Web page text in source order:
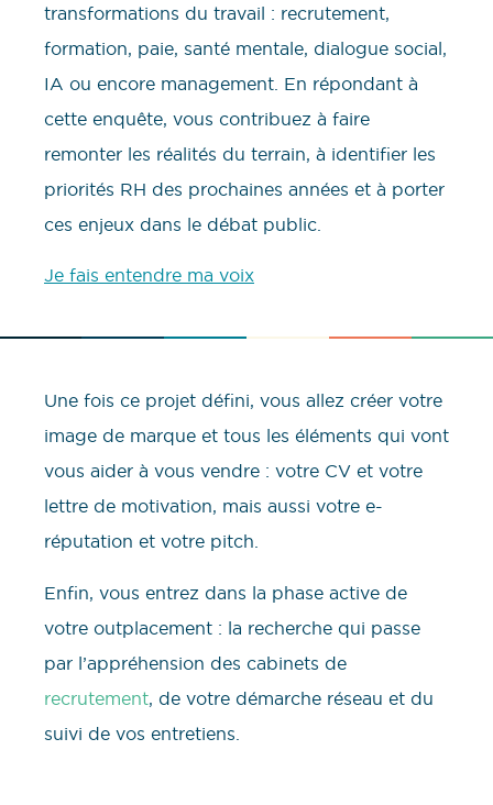
transformations du travail : recrutement,
formation, paie, santé mentale, dialogue social,
IA ou encore management. En répondant à
cette enquête, vous contribuez à faire
remonter les réalités du terrain, à identifier les
priorités RH des prochaines années et à porter
ces enjeux dans le débat public.
Je fais entendre ma voix
Une fois ce projet défini, vous allez créer votre
image de marque et tous les éléments qui vont
vous aider à vous vendre : votre CV et votre
lettre de motivation, mais aussi votre e-
réputation et votre pitch.
Enfin, vous entrez dans la phase active de
votre outplacement : la recherche qui passe
par l’appréhension des cabinets de
recrutement, de votre démarche réseau et du
suivi de vos entretiens.